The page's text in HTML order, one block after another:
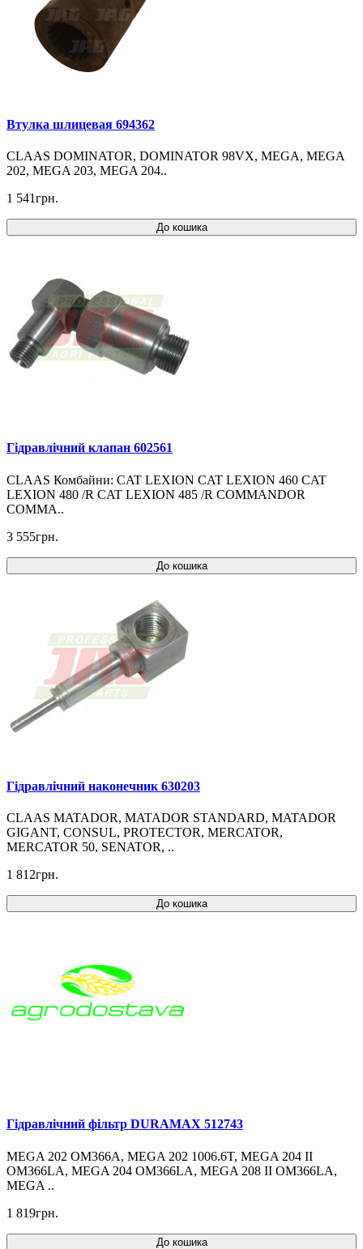
Втулка шлицевая 694362
CLAAS DOMINATOR, DOMINATOR 98VX, MEGA, MEGA
202, MEGA 203, MEGA 204..
1 541грн.
До кошика
Гідравлічний клапан 602561
CLAAS Комбайни: CAT LEXION CAT LEXION 460 CAT
LEXION 480 /R CAT LEXION 485 /R COMMANDOR
COMMA..
3 555грн.
До кошика
Гідравлічний наконечник 630203
CLAAS MATADOR, MATADOR STANDARD, MATADOR
GIGANT, CONSUL, PROTECTOR, MERCATOR,
MERCATOR 50, SENATOR, ..
1 812грн.
До кошика
Гідравлічний фільтр DURAMAX 512743
MEGA 202 OM366A, MEGA 202 1006.6T, MEGA 204 II
OM366LA, MEGA 204 OM366LA, MEGA 208 II OM366LA,
MEGA ..
1 819грн.
До кошика